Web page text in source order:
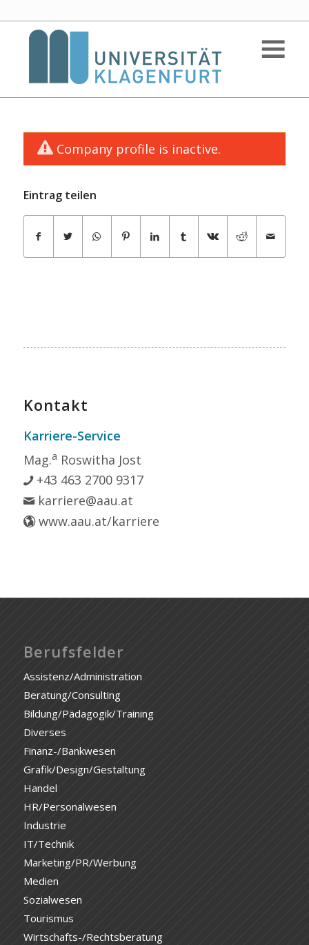
Company profile is inactive.
Eintrag teilen
Kontakt
Karriere-Service
Mag.a Roswitha Jost
+43 463 2700 9317
karriere@aau.at
www.aau.at/karriere
Berufsfelder
Assistenz/Administration
Beratung/Consulting
Bildung/Pädagogik/Training
Diverses
Finanz-/Bankwesen
Grafik/Design/Gestaltung
Handel
HR/Personalwesen
Industrie
IT/Technik
Marketing/PR/Werbung
Medien
Sozialwesen
Tourismus
Wirtschafts-/Rechtsberatung